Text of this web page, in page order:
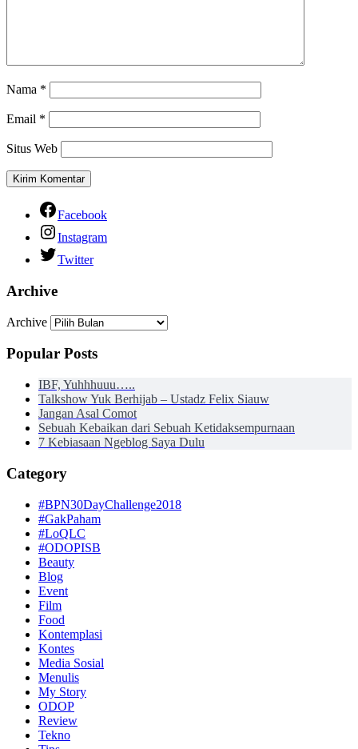
Nama *
Email *
Situs Web
Facebook
Instagram
Twitter
Archive
Archive
Popular Posts
IBF, Yuhhhuuu…..
Talkshow Yuk Berhijab – Ustadz Felix Siauw
Jangan Asal Comot
Sebuah Kebaikan dari Sebuah Ketidaksempurnaan
7 Kebiasaan Ngeblog Saya Dulu
Category
#BPN30DayChallenge2018
#GakPaham
#LoQLC
#ODOPISB
Beauty
Blog
Event
Film
Food
Kontemplasi
Kontes
Media Sosial
Menulis
My Story
ODOP
Review
Tekno